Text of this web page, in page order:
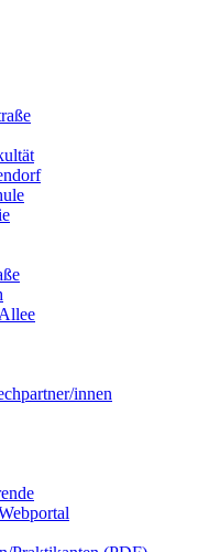
innen